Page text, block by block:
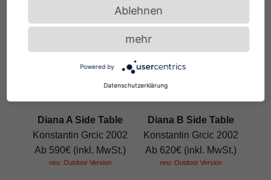
Bow Coffee Table No.
3 Marble
Guilherme Torres 2019
Ab 6.900€ (inkl. MwSt.)
De Stijl Table
Eileen Gray 1922
Ab 4.880€ (inkl. MwSt.)
Diana A Side Table
Konstantin Grcic 2002
Ab 590€ (inkl. MwSt.)
neu: Outdoor Version
Diana B Side Table
Konstantin Grcic 2002
Ab 620€ (inkl. MwSt.)
neu: Outdoor Version
Ablehnen
mehr
Powered by
Datenschutzerklärung